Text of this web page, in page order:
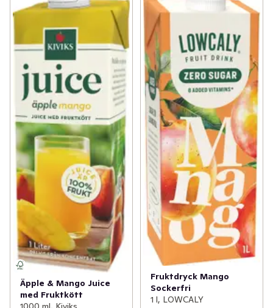
Äpple & Mango Juice
med Fruktkött
Fruktdryck Mango
Sockerfri
1 l, LOWCALY